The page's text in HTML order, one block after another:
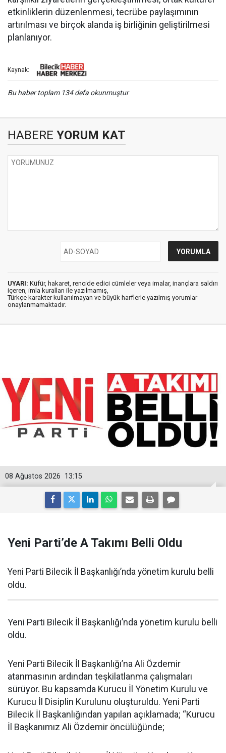
etkinliklerin düzenlenmesi, tecrübe paylaşımının
artırılması ve birçok alanda iş birliğinin geliştirilmesi
planlanıyor.
Kaynak:
Bu haber toplam 134 defa okunmuştur
HABERE YORUM KAT
UYARI: Küfür, hakaret, rencide edici cümleler veya imalar, inançlara saldırı
içeren, imla kuralları ile yazılmamış,
Türkçe karakter kullanılmayan ve büyük harflerle yazılmış yorumlar
onaylanmamaktadır.
13:15
08 Ağustos 2026
Yeni Parti’de A Takımı Belli Oldu
Yeni Parti Bilecik İl Başkanlığı’nda yönetim kurulu belli
oldu.
Yeni Parti Bilecik İl Başkanlığı’nda yönetim kurulu belli
oldu.
Yeni Parti Bilecik İl Başkanlığı’na Ali Özdemir
atanmasının ardından teşkilatlanma çalışmaları
sürüyor. Bu kapsamda Kurucu İl Yönetim Kurulu ve
Kurucu İl Disiplin Kurulunu oluşturuldu. Yeni Parti
Bilecik İl Başkanlığından yapılan açıklamada; “Kurucu
İl Başkanımız Ali Özdemir öncülüğünde;